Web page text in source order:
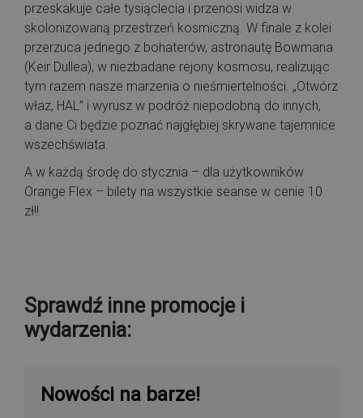
przeskakuje całe tysiąclecia i przenosi widza w
skolonizowaną przestrzeń kosmiczną. W finale z kolei
przerzuca jednego z bohaterów, astronautę Bowmana
(Keir Dullea), w niezbadane rejony kosmosu, realizując
tym razem nasze marzenia o nieśmiertelności. „Otwórz
właz, HAL” i wyrusz w podróż niepodobną do innych,
a dane Ci będzie poznać najgłębiej skrywane tajemnice
wszechświata.
A w każdą środę do stycznia – dla użytkowników
Orange Flex – bilety na wszystkie seanse w cenie 10
zł!!
Sprawdź inne promocje i
wydarzenia:
Nowości na barze!